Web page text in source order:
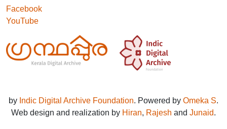
Facebook
YouTube
by Indic Digital Archive Foundation. Powered by Omeka S.
Web design and realization by Hiran, Rajesh and Junaid.